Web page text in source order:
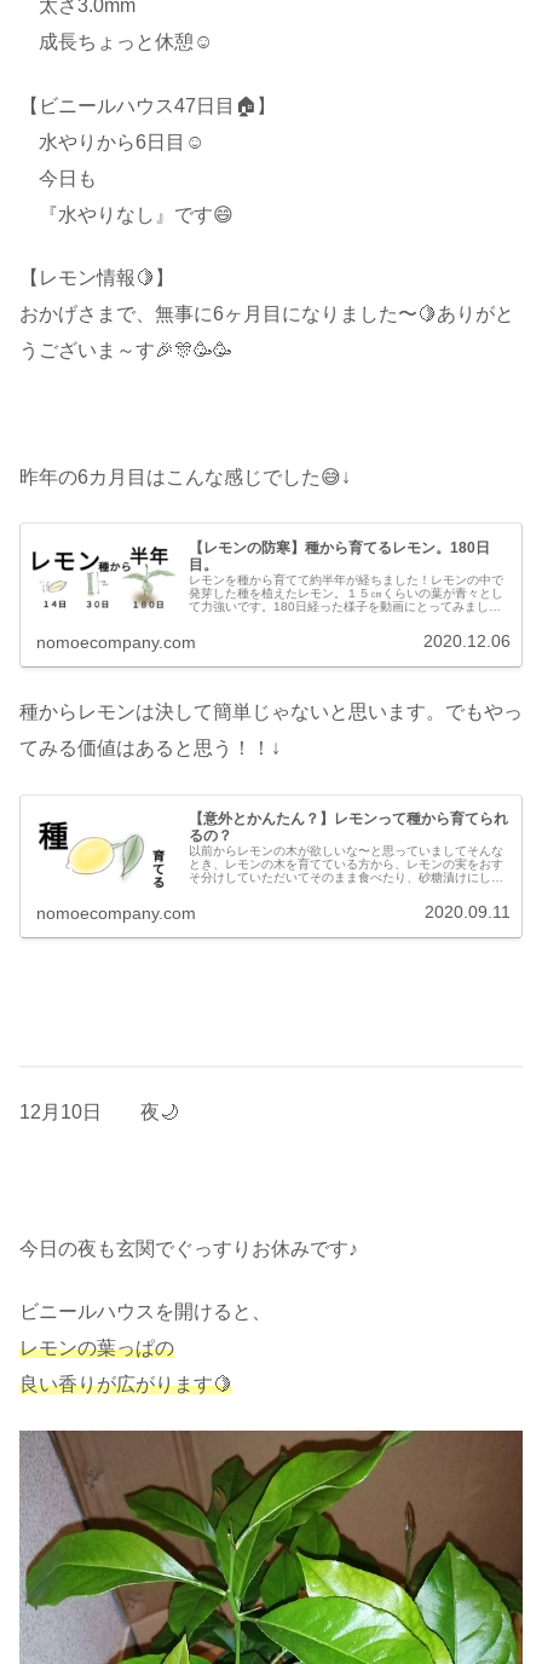
太さ3.0mm
成長ちょっと休憩☺️
【ビニールハウス47日目🏠】
水やりから6日目☺️
今日も
『水やりなし』です😄
【レモン情報🍋】
おかげさまで、無事に6ヶ月目になりました〜🍋ありがと
うございま～す🎉🎊🥳🥳
昨年の6カ月目はこんな感じでした😅↓
【レモンの防寒】種から育てるレモン。180日
目。
レモンを種から育てて約半年が経ちました！レモンの中で
発芽した種を植えたレモン。１５㎝くらいの葉が青々とし
て力強いです。180日経った様子を動画にとってみまし
nomoecompany.com 2020.12.06
種からレモンは決して簡単じゃないと思います。でもやっ
てみる価値はあると思う！！↓
【意外とかんたん？】レモンって種から育てられ
るの？
以前からレモンの木が欲しいな〜と思っていましてそんな
とき、レモンの木を育てている方から、レモンの実をおす
そ分けしていただいてそのまま食べたり、砂糖漬けにして
nomoecompany.com 2020.09.11
12月10日 夜🌙
今日の夜も玄関でぐっすりお休みです♪
ビニールハウスを開けると、
レモンの葉っぱの
良い香りが広がります🍋